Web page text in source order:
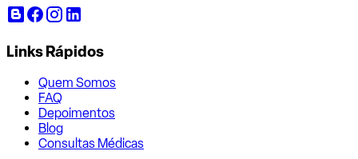
Links Rápidos
Quem Somos
FAQ
Depoimentos
Blog
Consultas Médicas